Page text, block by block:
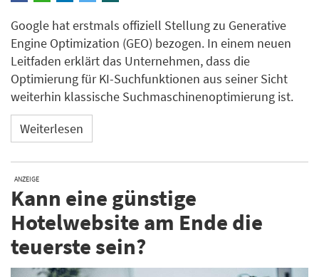
Google hat erstmals offiziell Stellung zu Generative
Engine Optimization (GEO) bezogen. In einem neuen
Leitfaden erklärt das Unternehmen, dass die
Optimierung für KI-Suchfunktionen aus seiner Sicht
weiterhin klassische Suchmaschinenoptimierung ist.
Weiterlesen
ANZEIGE
Kann eine günstige
Hotelwebsite am Ende die
teuerste sein?